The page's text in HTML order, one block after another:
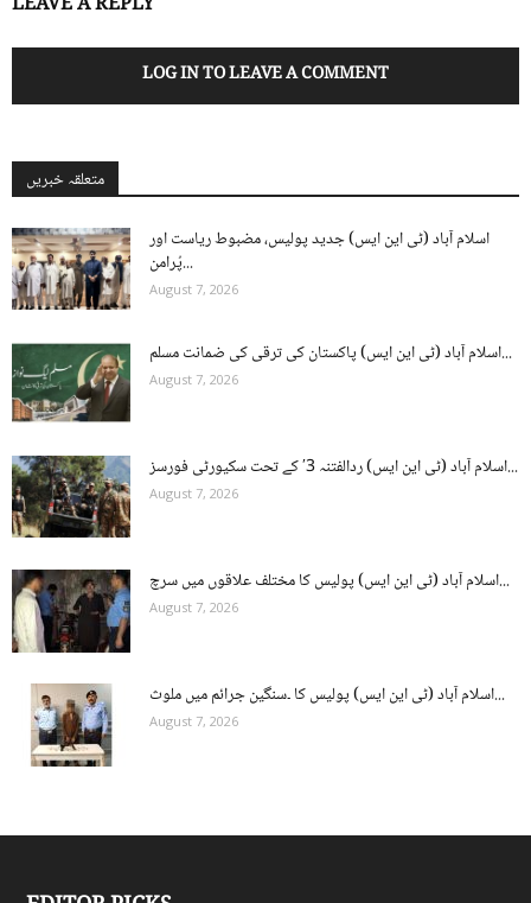
LOG IN TO LEAVE A COMMENT
متعلقہ خبریں
اسلام آباد (ٹی این ایس) جدید پولیس، مضبوط ریاست اور
پُرامن...
August 7, 2026
اسلام آباد (ٹی این ایس) پاکستان کی ترقی کی ضمانت مسلم...
August 7, 2026
اسلام آباد (ٹی این ایس) ردالفتنہ 3′ کے تحت سکیورٹی فورسز...
August 7, 2026
اسلام آباد (ٹی این ایس) پولیس کا مختلف علاقوں میں سرچ...
August 7, 2026
اسلام آباد (ٹی این ایس) پولیس کا ۔سنگین جرائم میں ملوث...
August 7, 2026